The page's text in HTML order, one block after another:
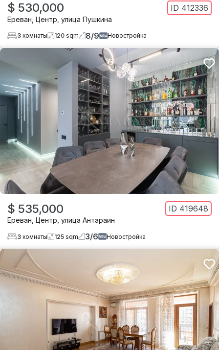
$ 530,000 ID 412336
Ереван Центр улица Пушкина
3 комнаты 120 sqm 8/9 Новостройка
$ 535,000 ID 419648
Ереван Центр улица Антараин
3 комнаты 125 sqm 3/6 Новостройка